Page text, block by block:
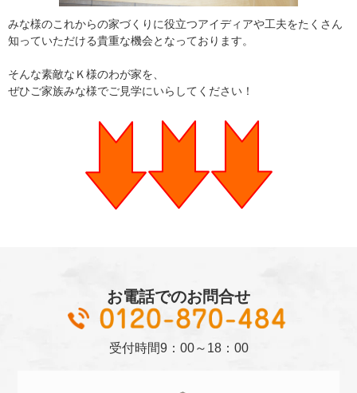
みな様のこれからの家づくりに役立つアイディアや工夫をたくさん
知っていただける貴重な機会となっております。
そんな素敵なＫ様のわが家を、
ぜひご家族みな様でご見学にいらしてください！
お電話でのお問合せ
受付時間9：00～18：00